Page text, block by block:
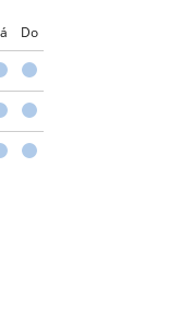
Do